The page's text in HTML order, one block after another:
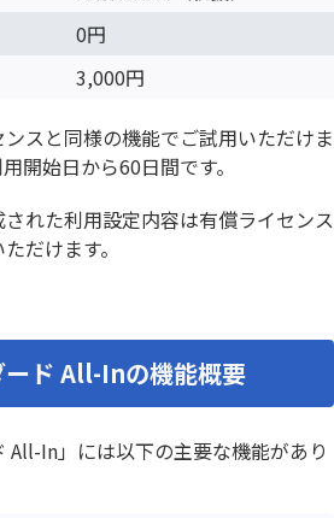
0円
3,000円
スと同様の機能でご試用いただけま
開始日から60日間です。
れた利用設定内容は有償ライセンス
だけます。
ド All-Inの機能概要
All-In」には以下の主要な機能があり